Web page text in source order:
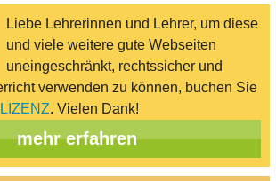
Liebe Lehrerinnen und Lehrer, um diese
und viele weitere gute Webseiten
uneingeschränkt, rechtssicher und
verwenden zu können, buchen Sie
. Vielen Dank!
mehr erfahren